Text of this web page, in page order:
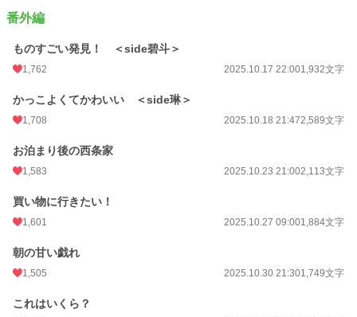
番外編
ものすごい発見！ ＜side碧斗＞
1,762 2025.10.17 22:001,932文字
かっこよくてかわいい ＜side琳＞
1,708 2025.10.18 21:472,589文字
お泊まり後の西条家
1,583 2025.10.23 21:002,113文字
買い物に行きたい！
1,601 2025.10.27 09:001,884文字
朝の甘い戯れ
1,505 2025.10.30 21:301,749文字
これはいくら？